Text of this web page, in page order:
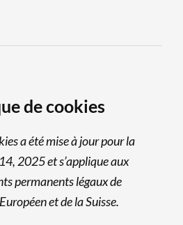
de cookies
a été mise à jour pour la
2025 et s’applique aux
permanents légaux de
et de la Suisse.